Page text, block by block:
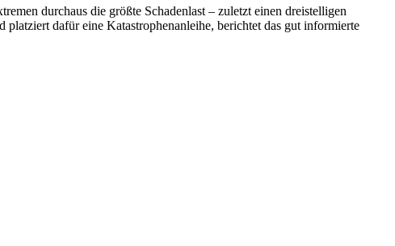
durchaus die größte Schadenlast – zuletzt einen dreistelligen
dafür eine Katastrophenanleihe, berichtet das gut informierte